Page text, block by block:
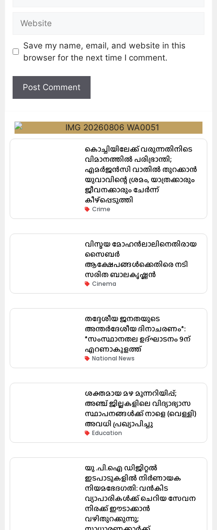
Save my name, email, and website in this
browser for the next time I comment.
കൊച്ചിയിലേക്ക് വരുന്നതിനിടെ
വിമാനത്തിൽ പരിഭ്രാന്തി;
എമർജൻസി വാതിൽ തുറക്കാൻ
യുവാവിന്റെ ശ്രമം, യാത്രക്കാരും
ജീവനക്കാരും ചേർന്ന്
കീഴ്പ്പെടുത്തി
Crime
വിസ്മയ മോഹൻലാലിനെതിരായ
സൈബർ
ആക്ഷേപങ്ങൾക്കെതിരെ നടി
സരിത ബാലകൃഷ്ണൻ
Cinema
തദ്ദേശീയ ജനതയുടെ
അന്തർദേശീയ ദിനാചരണം*:
*സംസ്ഥാനതല ഉദ്ഘാടനം 9ന്
എറണാകുളത്ത്
National News
ശക്തമായ മഴ മുന്നറിയിപ്പ്;
അഞ്ച് ജില്ലകളിലെ വിദ്യാഭ്യാസ
സ്ഥാപനങ്ങൾക്ക് നാളെ (വെള്ളി)
അവധി പ്രഖ്യാപിച്ചു
Education
യു .പി.ഐ ഡിജിറ്റൽ
ഇടപാടുകളിൽ നിർണായക
നിയമഭേദഗതി: വൻകിട
വ്യാപാരികൾക്ക് ചെറിയ സേവന
നിരക്ക് ഈടാക്കാൻ
വഴിതുറക്കുന്നു;